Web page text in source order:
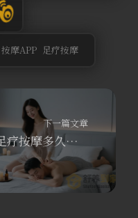
按摩APP 足疗按摩
下一篇文章
足疗按摩多久一次合适？舒养到家按摩让我把养生按摩搬回了家，​新用户立送300元